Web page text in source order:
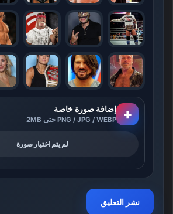
+ إضافة صورة خاصة
PNG / JPG / WEBP حتى 2MB
لم يتم اختيار صورة